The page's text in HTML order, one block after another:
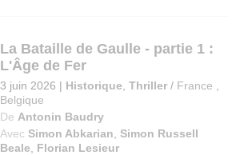
La Bataille de Gaulle - partie 1 :
L'Âge de Fer
3 juin 2026 | Historique ,Thriller / France
Belgique
De Antonin Baudry
Avec Simon Abkarian ,Simon Russell
Beale
Florian Lesieur